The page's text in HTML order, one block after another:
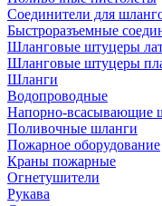
Соединители для
Быстроразъемные
Шланговые штуцеры
Шланговые штуцеры
Шланги
Водопроводные
Напорно-всасывающие
Поливочные шланги
Пожарное оборудование
Краны пожарные
Огнетушители
Рукава